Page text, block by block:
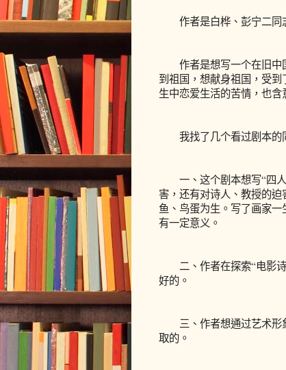
作者是白桦、彭宁二同
作者是想写一个在旧中
到祖国，想献身祖国，受
生中恋爱生活的苦情，也含
我找了几个看过剧本的
一、这个剧本想写“四人
害，还有对诗人、教授的
鱼、鸟蛋为生。写了画家
有一定意义。
二、作者在探索“电影诗
好的。
三、作者想通过艺术形
取的。